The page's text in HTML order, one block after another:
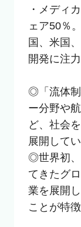
・メディ
ェア50％
国、米国
開発に注
◎「流体制
ー分野や
ど、社会
展開してい
◎世界初、
てきたグ
業を展開
ことが特徴